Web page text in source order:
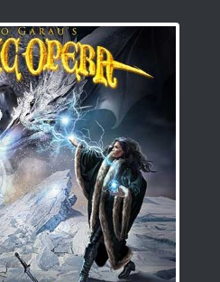
OPERA – “The Final